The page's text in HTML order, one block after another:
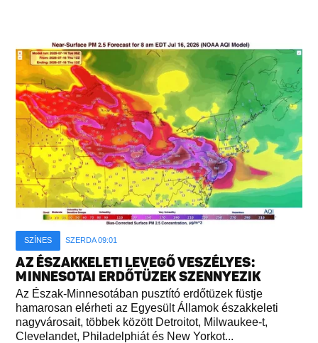
SZÍNES SZERDA 09:01
AZ ÉSZAKKELETI LEVEGŐ VESZÉLYES:
MINNESOTAI ERDŐTÜZEK SZENNYEZIK
Az Észak-Minnesotában pusztító erdőtüzek füstje
hamarosan elérheti az Egyesült Államok északkeleti
nagyvárosait, többek között Detroitot, Milwaukee-t,
Clevelandet, Philadelphiát és New Yorkot...